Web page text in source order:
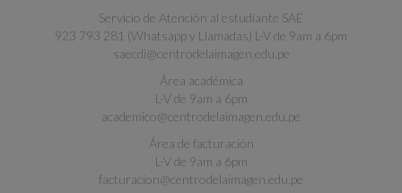
Servicio de Atención al estudiante SAE
923 793 281 (Whatsapp y Llamadas) L-V de 9am a 6pm
saecdi@centrodelaimagen.edu.pe
Área académica
L-V de 9am a 6pm
academico@centrodelaimagen.edu.pe
Área de facturación
L-V de 9am a 6pm
facturacion@centrodelaimagen.edu.pe